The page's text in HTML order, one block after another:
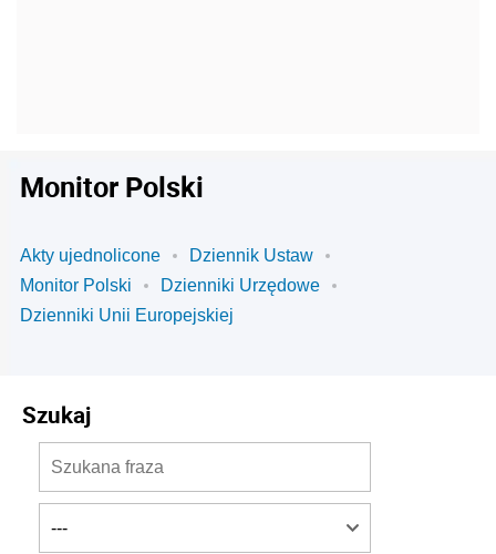
Monitor Polski
Akty ujednolicone
Dziennik Ustaw
Monitor Polski
Dzienniki Urzędowe
Dzienniki Unii Europejskiej
Szukaj